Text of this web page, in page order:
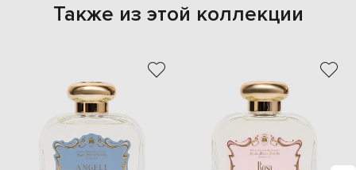
Также из этой коллекции